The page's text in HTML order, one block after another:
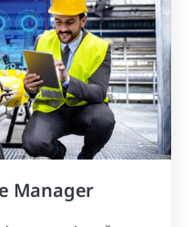
Manager